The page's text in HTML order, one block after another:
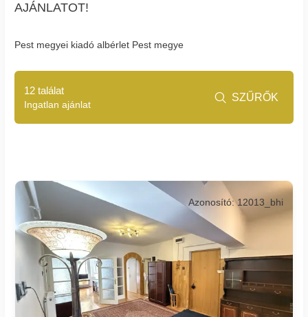
AJÁNLATOT!
Pest megyei kiadó albérlet Pest megye
Azonosító: 12013_bhi
12 találat
Ingatlan ajánlat
 SZŰRŐK